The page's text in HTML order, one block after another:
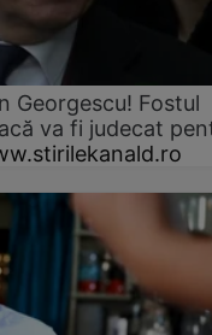
Georgescu! Fostul
va fi judecat